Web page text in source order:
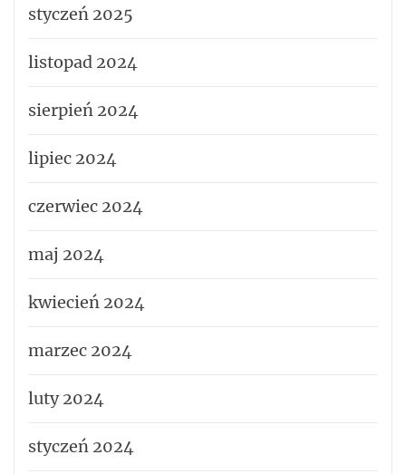
styczeń 2025
listopad 2024
sierpień 2024
lipiec 2024
czerwiec 2024
maj 2024
kwiecień 2024
marzec 2024
luty 2024
styczeń 2024